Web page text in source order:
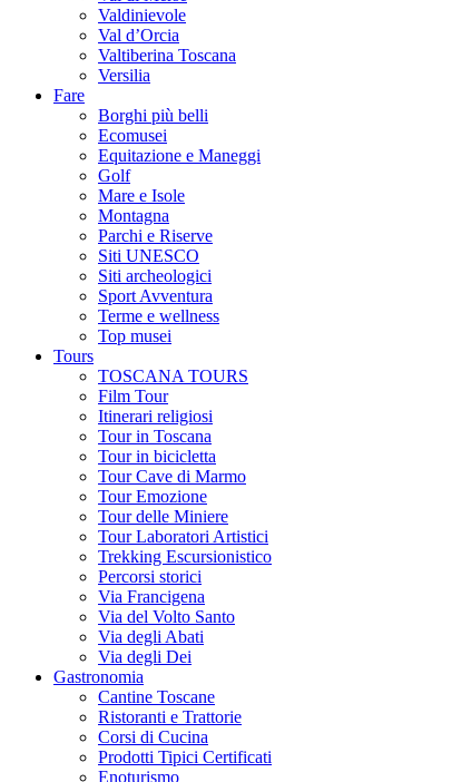
Valdinievole
Val d’Orcia
Valtiberina Toscana
Versilia
Fare
Borghi più belli
Ecomusei
Equitazione e Maneggi
Golf
Mare e Isole
Montagna
Parchi e Riserve
Siti UNESCO
Siti archeologici
Sport Avventura
Terme e wellness
Top musei
Tours
TOSCANA TOURS
Film Tour
Itinerari religiosi
Tour in Toscana
Tour in bicicletta
Tour Cave di Marmo
Tour Emozione
Tour delle Miniere
Tour Laboratori Artistici
Trekking Escursionistico
Percorsi storici
Via Francigena
Via del Volto Santo
Via degli Abati
Via degli Dei
Gastronomia
Cantine Toscane
Ristoranti e Trattorie
Corsi di Cucina
Prodotti Tipici Certificati
Enoturismo